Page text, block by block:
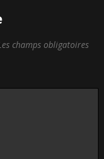
champs obligatoires